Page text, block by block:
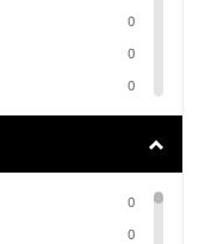
0
0
0
0
0
0